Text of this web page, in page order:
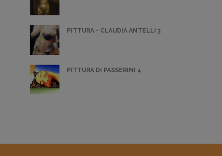
PITTURA - CLAUDIA ANTELLI 3
PITTURA DI PASSERINI 4